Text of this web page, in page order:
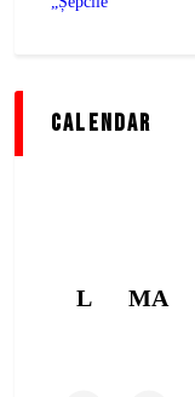
Calendar
L MA